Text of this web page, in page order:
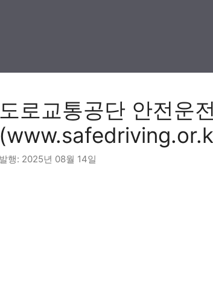
도로교통공단 안전운
2025년 08월 14일